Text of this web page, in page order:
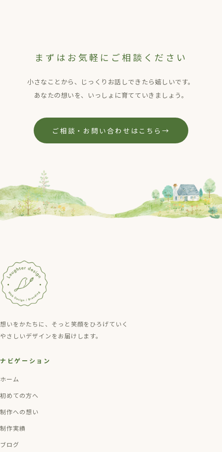
まずはお気軽にご相談ください
小さなことから、じっくりお話しできたら嬉しいです。
あなたの想いを、いっしょに育てていきましょう。
ご相談・お問い合わせはこちら→
想いをかたちに、そっと笑顔をひろげていく
やさしいデザインをお届けします。
ナビゲーション
ホーム
初めての方へ
制作への想い
制作実績
ブログ